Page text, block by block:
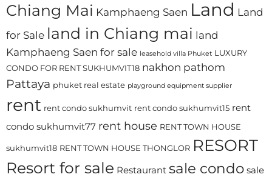
Chiang Mai Kamphaeng Saen Land Land
for Sale land in Chiang mai land
Kamphaeng Saen for sale leasehold villa Phuket LUXURY
CONDO FOR RENT SUKHUMVIT18 nakhon pathom
Pattaya phuket real estate playground equipment supplier
rent rent condo sukhumvit rent condo sukhumvit15 rent
condo sukhumvit77 rent house RENT TOWN HOUSE
sukhumvit18 RENT TOWN HOUSE THONGLOR RESORT
Resort for sale Restaurant sale condo sale